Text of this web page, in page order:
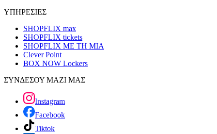
ΥΠΗΡΕΣΙΕΣ
SHOPFLIX max
SHOPFLIX tickets
SHOPFLIX ΜΕ ΤΗ ΜΙΑ
Clever Point
BOX NOW Lockers
ΣΥΝΔΕΣΟΥ ΜΑΖΙ ΜΑΣ
Instagram
Facebook
Tiktok